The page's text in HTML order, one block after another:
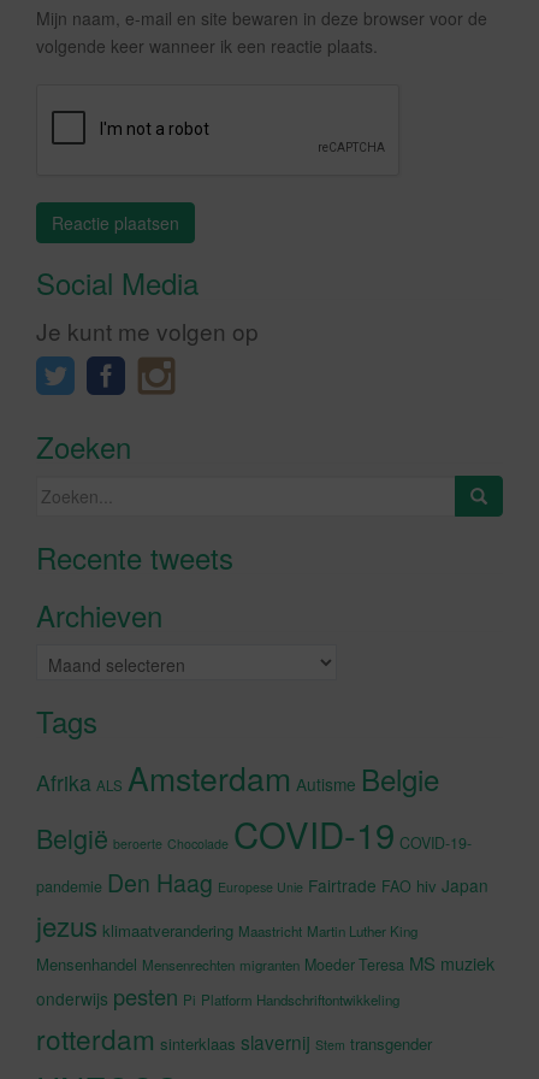
Mijn naam, e-mail en site bewaren in deze browser voor de
volgende keer wanneer ik een reactie plaats.
Social Media
Je kunt me volgen op
Zoeken
Zoeken
Recente tweetsKlik om marketing cookies te
Archieven
Archieven
Tags
Afrika ALS Amsterdam Autisme Belgie
België beroerte Chocolade COVID-19 COVID-19-
pandemie Den Haag Europese Unie Fairtrade FAO hiv Japan
jezus klimaatverandering Maastricht Martin Luther King
Mensenhandel Mensenrechten migranten Moeder Teresa MS muziek
onderwijs pesten Pi Platform Handschriftontwikkeling
rotterdam sinterklaas slavernij Stem transgender